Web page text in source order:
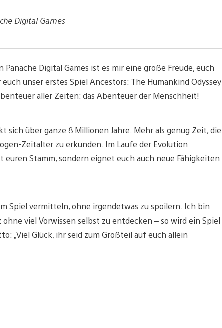
Digital Games
Digital Games ist es mir eine große Freude, euch
unser erstes Spiel Ancestors: The Humankind Odyssey
aller Zeiten: das Abenteuer der Menschheit!
über ganze 8 Millionen Jahre. Mehr als genug Zeit, die
Zeitalter zu erkunden. Im Laufe der Evolution
Stamm, sondern eignet euch auch neue Fähigkeiten
Spiel vermitteln, ohne irgendetwas zu spoilern. Ich bin
viel Vorwissen selbst zu entdecken – so wird ein Spiel
„Viel Glück, ihr seid zum Großteil auf euch allein